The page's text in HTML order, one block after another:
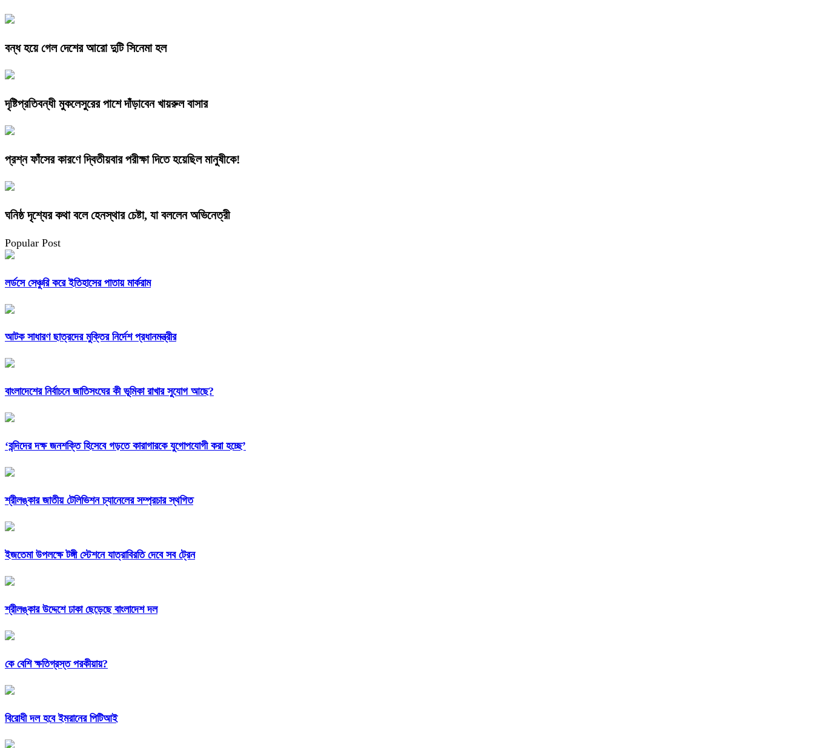
বন্ধ হয়ে গেল দেশের আরো দুটি সিনেমা হল
দৃষ্টিপ্রতিবন্ধী মুকলেসুরের পাশে দাঁড়াবেন খায়রুল বাসার
প্রশ্ন ফাঁসের কারণে দ্বিতীয়বার পরীক্ষা দিতে হয়েছিল মানুষীকে!
ঘনিষ্ঠ দৃশ্যের কথা বলে হেনস্থার চেষ্টা, যা বললেন অভিনেত্রী
Popular Post
লর্ডসে সেঞ্চুরি করে ইতিহাসের পাতায় মার্করাম
আটক সাধারণ ছাত্রদের মুক্তির নির্দেশ প্রধানমন্ত্রীর
বাংলাদেশের নির্বাচনে জাতিসংঘের কী ভূমিকা রাখার সুযোগ আছে?
‘বন্দিদের দক্ষ জনশক্তি হিসেবে গড়তে কারাগারকে যুগোপযোগী করা হচ্ছে’
শ্রীলঙ্কার জাতীয় টেলিভিশন চ্যানেলের সম্প্রচার স্থগিত
ইজতেমা উপলক্ষে টঙ্গী স্টেশনে যাত্রাবিরতি দেবে সব ট্রেন
শ্রীলঙ্কার উদ্দেশে ঢাকা ছেড়েছে বাংলাদেশ দল
কে বেশি ক্ষতিগ্রস্ত পরকীয়ায়?
বিরোধী দল হবে ইমরানের পিটিআই